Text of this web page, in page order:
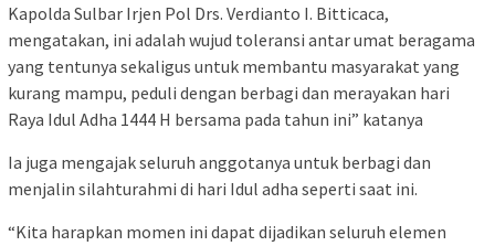
Kapolda Sulbar Irjen Pol Drs. Verdianto I. Bitticaca,
mengatakan, ini adalah wujud toleransi antar umat beragama
yang tentunya sekaligus untuk membantu masyarakat yang
kurang mampu, peduli dengan berbagi dan merayakan hari
Raya Idul Adha 1444 H bersama pada tahun ini” katanya
Ia juga mengajak seluruh anggotanya untuk berbagi dan
menjalin silahturahmi di hari Idul adha seperti saat ini.
“Kita harapkan momen ini dapat dijadikan seluruh elemen